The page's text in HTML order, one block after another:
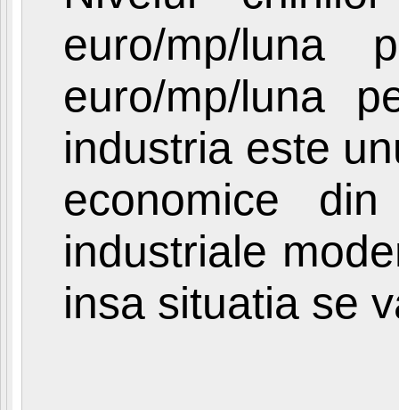
euro/mp/
euro/mp/luna
industria este
economice
industriale
insa situatia se